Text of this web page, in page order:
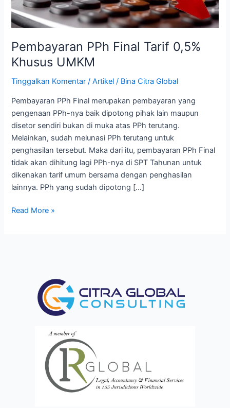
Pembayaran PPh Final Tarif 0,5%
Khusus UMKM
Tinggalkan Komentar /Artikel / Bina Citra Global
Pembayaran PPh Final merupakan pembayaran yang
pengenaan PPh-nya baik dipotong pihak lain maupun
disetor sendiri bukan di muka atas PPh terutang.
Melainkan, sudah melunasi PPh terutang untuk
penghasilan tersebut. Maka dari itu, pembayaran PPh Final
tidak akan dihitung lagi PPh-nya di SPT Tahunan untuk
dikenakan tarif umum bersama dengan penghasilan
lainnya. PPh yang sudah dipotong […]
Read More »